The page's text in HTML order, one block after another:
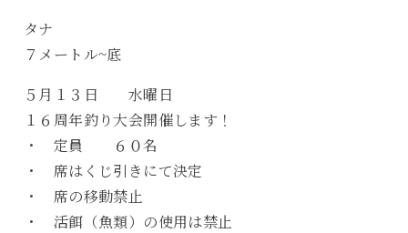
タナ
７メートル~底
５月１３日 水曜日
１６周年釣り大会開催します！
・ 定員 ６０名
・ 席はくじ引きにて決定
・ 席の移動禁止
・ 活餌（魚類）の使用は禁止